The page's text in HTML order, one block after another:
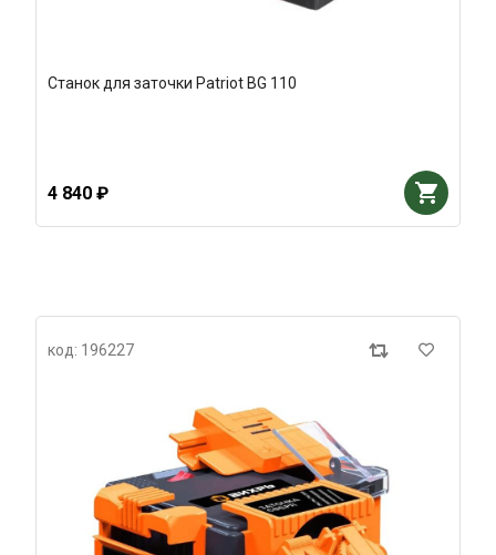
Станок для заточки Patriot BG 110
4 840 ₽
код: 196227